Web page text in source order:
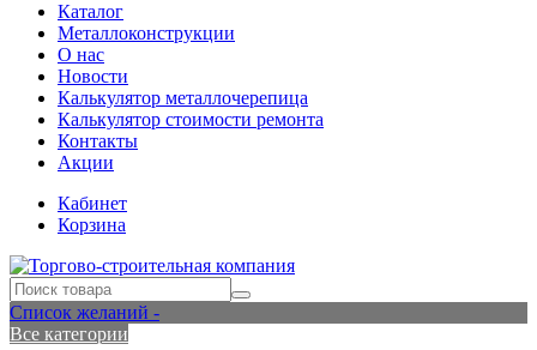
Каталог
Металлоконструкции
О нас
Новости
Калькулятор металлочерепица
Калькулятор стоимости ремонта
Контакты
Акции
Кабинет
Корзина
Список желаний -
Все категории